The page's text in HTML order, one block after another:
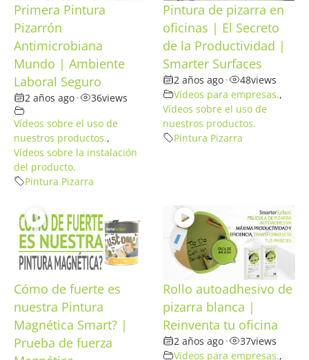
Primera Pintura
Pizarrón
Antimicrobiana
Mundo | Ambiente
Laboral Seguro
2 años ago• 36views
Vídeos sobre el uso de
nuestros productos.,
Vídeos sobre la instalación
del producto.
Pintura Pizarra
Pintura de pizarra en
oficinas | El Secreto
de la Productividad |
Smarter Surfaces
2 años ago• 48views
Vídeos para empresas.,
Vídeos sobre el uso de
nuestros productos.
Pintura Pizarra
Cómo de fuerte es
nuestra Pintura
Magnética Smart? |
Prueba de fuerza
Rollo autoadhesivo de
pizarra blanca |
Reinventa tu oficina
2 años ago• 37views
Vídeos para empresas.,